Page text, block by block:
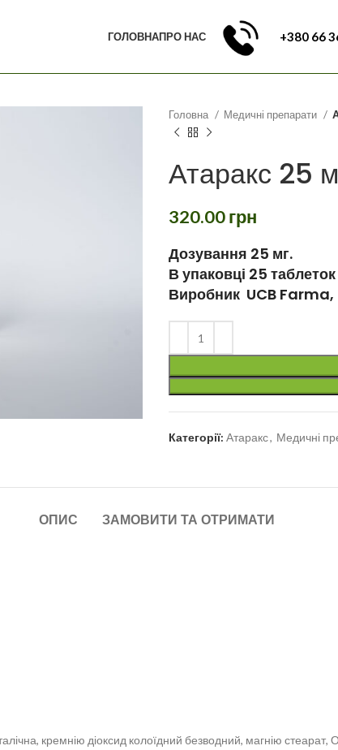
ГОЛОВНАПРО НАС +380 66
Головна Медичні препарати
Атаракс 25
320.00грн
Дозування 25 мг.
В упаковці 25 таблеток
Виробник UCB Farma,
Категорії: Атаракс, Медичні
ОПИС ЗАМОВИТИ ТА ОТРИМАТИ
кремнію діоксид колоїдний безводний, магнію